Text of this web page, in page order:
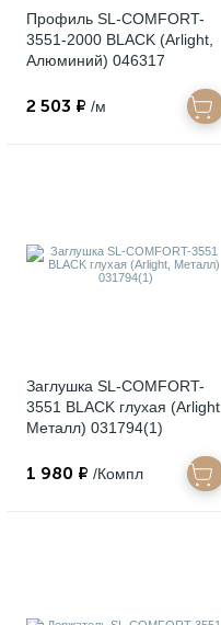
Профиль SL-COMFORT-
3551-2000 BLACK (Arlight,
Алюминий) 046317
2 503 ₽ /м
Заглушка SL-COMFORT-
3551 BLACK глухая (Arlight,
Металл) 031794(1)
1 980 ₽ /Компл